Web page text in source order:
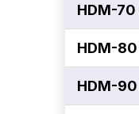
HDM-70
HDM-80
HDM-90